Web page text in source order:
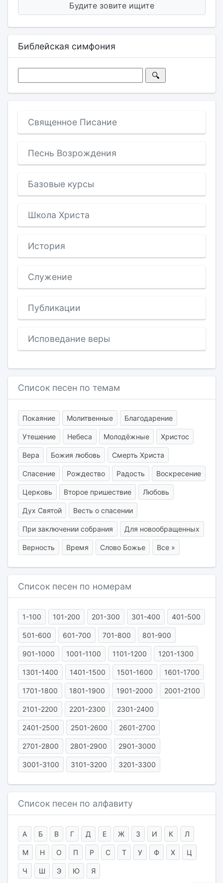
Будите зовите ищите
Библейская симфония
Священное Писание
Песнь Возрождения
Базовые курсы
Школа Христа
История
Служение
Публикации
Исповедание веры
Список песен по темам
Покаяние Молитвенные Благодарение
Утешение Небеса Молодёжные Христос
Вера Божия любовь Смерть Христа
Спасение Рождество Радость Воскресение
Церковь Второе пришествие Любовь
Дух Святой Весть о спасении
При заключении собрания Для новообращенных
Верность Время Слово Божье Все »
Список песен по номерам
1-100 101-200 201-300 301-400 401-500
501-600 601-700 701-800 801-900
901-1000 1001-1100 1101-1200 1201-1300
1301-1400 1401-1500 1501-1600 1601-1700
1701-1800 1801-1900 1901-2000 2001-2100
2101-2200 2201-2300 2301-2400
2401-2500 2501-2600 2601-2700
2701-2800 2801-2900 2901-3000
3001-3100 3101-3200 3201-3300
Список песен по алфавиту
А Б В Г Д Е Ж З И К Л
М Н О П Р С Т У Ф Х Ц
Ч Ш Э Ю Я